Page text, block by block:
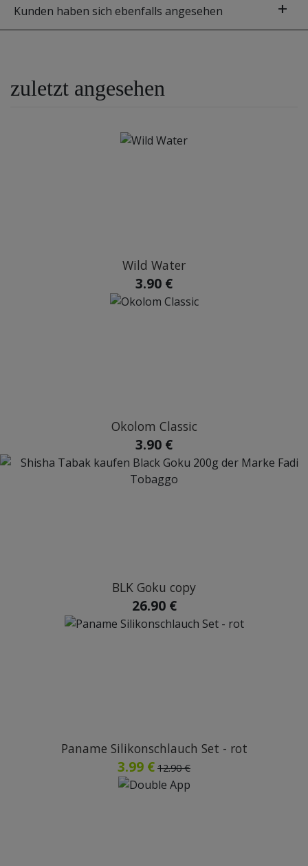
Kunden haben sich ebenfalls angesehen
zuletzt angesehen
Wild Water
3.90 €
Okolom Classic
3.90 €
BLK Goku copy
26.90 €
Paname Silikonschlauch Set - rot
3.99 € 12.90 €